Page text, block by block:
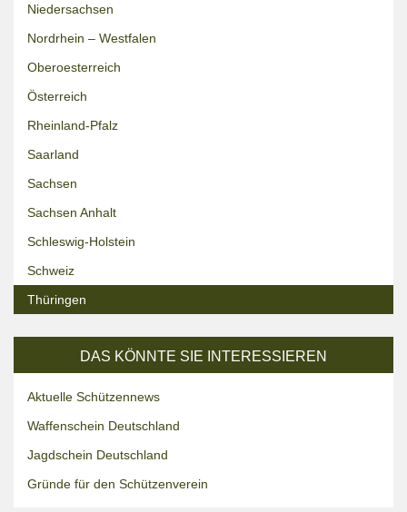
Niedersachsen
Nordrhein – Westfalen
Oberoesterreich
Österreich
Rheinland-Pfalz
Saarland
Sachsen
Sachsen Anhalt
Schleswig-Holstein
Schweiz
Thüringen
DAS KÖNNTE SIE INTERESSIEREN
Aktuelle Schützennews
Waffenschein Deutschland
Jagdschein Deutschland
Gründe für den Schützenverein